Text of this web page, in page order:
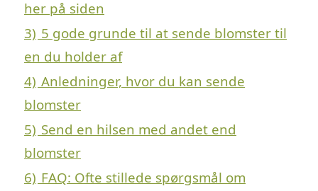
her på siden
3) 5 gode grunde til at sende blomster til
en du holder af
4) Anledninger, hvor du kan sende
blomster
5) Send en hilsen med andet end
blomster
6) FAQ: Ofte stillede spørgsmål om